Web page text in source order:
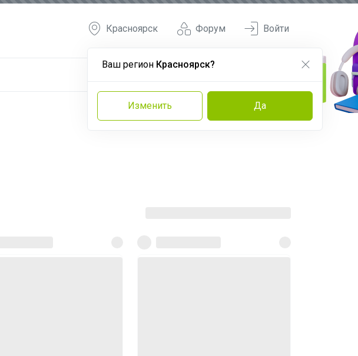
Форум
Красноярск
Ваш регион Красноярск?
Изменить Да
Войти